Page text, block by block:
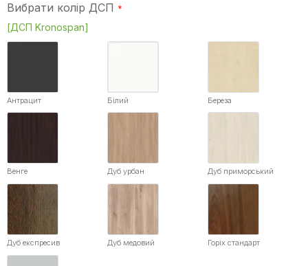
Вибрати колір ДСП
[ДСП Kronospan]
Антрацит Білий Береза
Венге Дуб урбан Дуб приморський
Дуб експресив Дуб медовий Горіх стандарт